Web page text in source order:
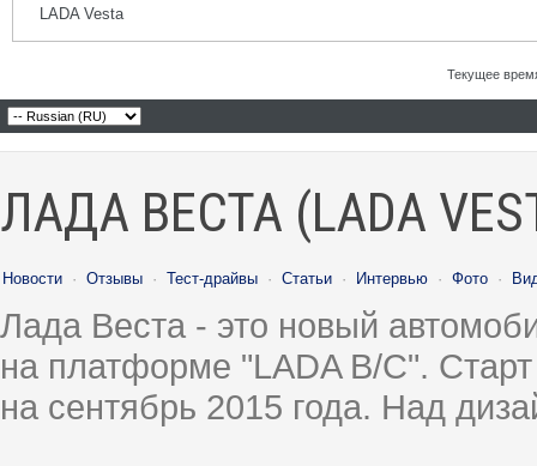
LADA Vesta
Текущее
ЛАДА ВЕСТА (LADA
Новости · Отзывы · Тест-драйвы · Статьи · Интервью · Фото ·
Лада Веста - это новый
на платформе "LADA B/C".
на сентябрь 2015 года. Над